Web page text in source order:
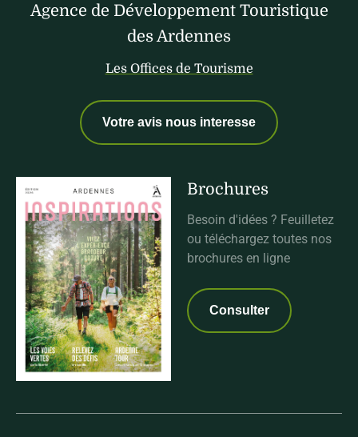
Agence de Développement Touristique
des Ardennes
Les Offices de Tourisme
Votre avis nous interesse
Brochures
Besoin d'idées ? Feuilletez
ou téléchargez toutes nos
brochures en ligne
Consulter